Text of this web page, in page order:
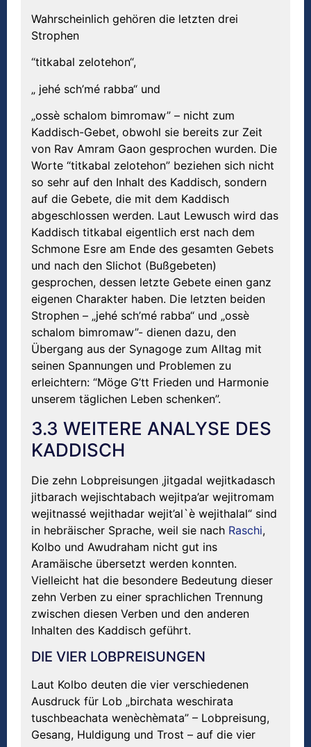
Wahrscheinlich gehören die letzten drei
Strophen
“titkabal zelotehon“,
„ jehé sch’mé rabba“ und
„ossè schalom bimromaw” – nicht zum
Kaddisch-Gebet, obwohl sie bereits zur Zeit
von Rav Amram Gaon gesprochen wurden. Die
Worte “titkabal zelotehon” beziehen sich nicht
so sehr auf den Inhalt des Kaddisch, sondern
auf die Gebete, die mit dem Kaddisch
abgeschlossen werden. Laut Lewusch wird das
Kaddisch titkabal eigentlich erst nach dem
Schmone Esre am Ende des gesamten Gebets
und nach den Slichot (Bußgebeten)
gesprochen, dessen letzte Gebete einen ganz
eigenen Charakter haben. Die letzten beiden
Strophen – „jehé sch’mé rabba“ und „ossè
schalom bimromaw”- dienen dazu, den
Übergang aus der Synagoge zum Alltag mit
seinen Spannungen und Problemen zu
erleichtern: “Möge G’tt Frieden und Harmonie
unserem täglichen Leben schenken”.
3.3 WEITERE ANALYSE DES
KADDISCH
Die zehn Lobpreisungen ‚jitgadal wejitkadasch
jitbarach wejischtabach wejitpa’ar wejitromam
wejitnassé wejithadar wejit’al`è wejithalal“ sind
in hebräischer Sprache, weil sie nach Raschi,
Kolbo und Awudraham nicht gut ins
Aramäische übersetzt werden konnten.
Vielleicht hat die besondere Bedeutung dieser
zehn Verben zu einer sprachlichen Trennung
zwischen diesen Verben und den anderen
Inhalten des Kaddisch geführt.
DIE VIER LOBPREISUNGEN
Laut Kolbo deuten die vier verschiedenen
Ausdruck für Lob „birchata weschirata
tuschbeachata wenèchèmata” – Lobpreisung,
Gesang, Huldigung und Trost – auf die vier